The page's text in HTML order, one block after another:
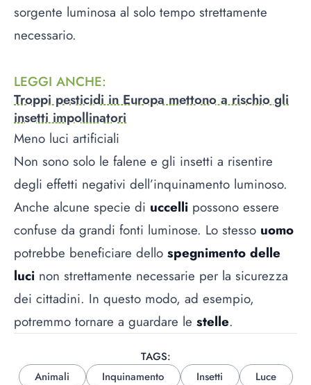
sorgente luminosa al solo tempo strettamente
necessario.
LEGGI ANCHE:
Troppi pesticidi in Europa mettono a rischio gli
insetti impollinatori
Meno luci artificiali
Non sono solo le falene e gli insetti a risentire
degli effetti negativi dell’inquinamento luminoso.
Anche alcune specie di uccelli possono essere
confuse da grandi fonti luminose. Lo stesso uomo
potrebbe beneficiare dello spegnimento delle
luci non strettamente necessarie per la sicurezza
dei cittadini. In questo modo, ad esempio,
potremmo tornare a guardare le stelle.
TAGS:
Animali
Inquinamento Insetti Luce